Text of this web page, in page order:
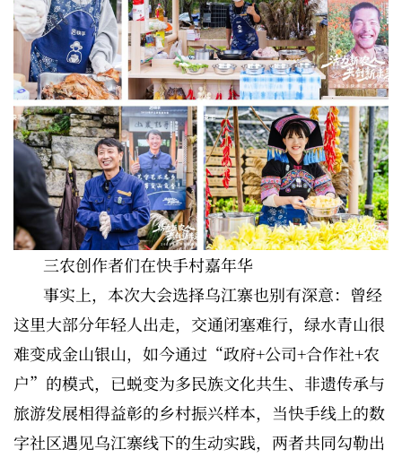
三农创作者们在快手村嘉年华
事实上，本次大会选择乌江寨也别有深意：曾经
这里大部分年轻人出走，交通闭塞难行，绿水青山很
难变成金山银山，如今通过“政府+公司+合作社+农
户”的模式，已蜕变为多民族文化共生、非遗传承与
旅游发展相得益彰的乡村振兴样本，当快手线上的数
字社区遇见乌江寨线下的生动实践，两者共同勾勒出